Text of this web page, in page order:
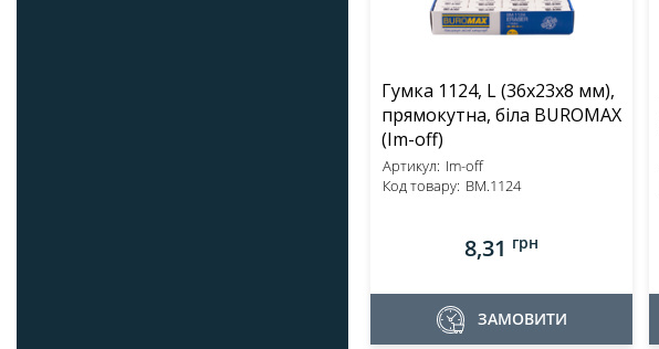
Гумка 1124, L (36х23х8 мм),
прямокутна, біла BUROMAX
(Im-off)
Артикул: Im-off
Код товару: BM.1124
8,31 грн
ЗАМОВИТИ